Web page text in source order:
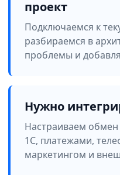
проект
Подключаемся к
разбираемся в
проблемы и
Нужно
Настраиваем обмен
1С, платежами,
маркетингом и